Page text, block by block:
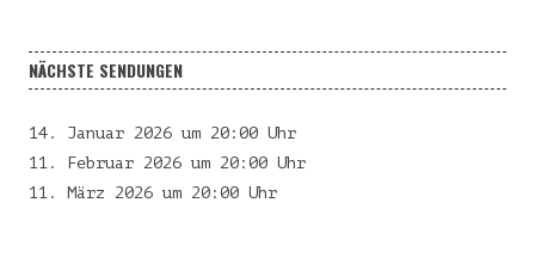
NÄCHSTE SENDUNGEN
14. Januar 2026 um 20:00 Uhr
11. Februar 2026 um 20:00 Uhr
11. März 2026 um 20:00 Uhr